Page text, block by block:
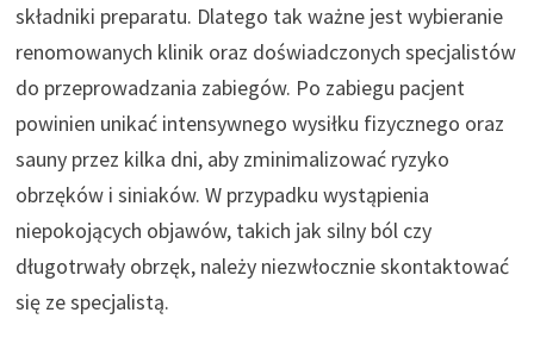
składniki preparatu. Dlatego tak ważne jest wybieranie
renomowanych klinik oraz doświadczonych specjalistów
do przeprowadzania zabiegów. Po zabiegu pacjent
powinien unikać intensywnego wysiłku fizycznego oraz
sauny przez kilka dni, aby zminimalizować ryzyko
obrzęków i siniaków. W przypadku wystąpienia
niepokojących objawów, takich jak silny ból czy
długotrwały obrzęk, należy niezwłocznie skontaktować
się ze specjalistą.